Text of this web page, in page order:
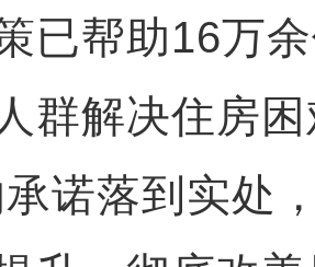
已帮助16万
群解决住房
承诺落到实处